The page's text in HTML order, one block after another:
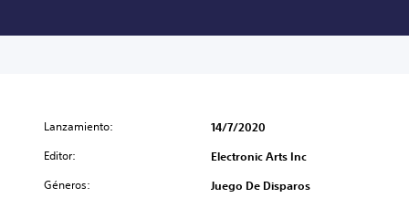
Lanzamiento: 14/7/2020
Editor: Electronic Arts Inc
Géneros: Juego De Disparos